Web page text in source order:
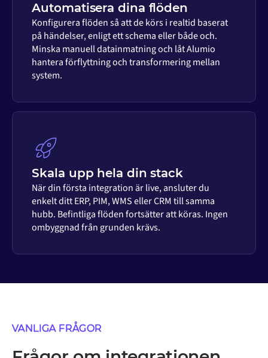
Automatisera dina flöden
Konfigurera flöden så att de körs i realtid baserat
på händelser, enligt ett schema eller både och.
Minska manuell datainmatning och låt Alumio
hantera förflyttning och transformering mellan
system.
Skala upp hela din stack
När din första integration är live, ansluter du
enkelt ditt ERP, PIM, WMS eller CRM till samma
hubb. Befintliga flöden fortsätter att köras. Ingen
ombyggnad från grunden krävs.
VANLIGA FRÅGOR